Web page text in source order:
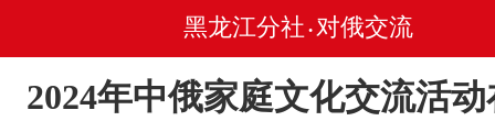
黑龙江分社 • 对俄交流
2024年中俄家庭文化交流活